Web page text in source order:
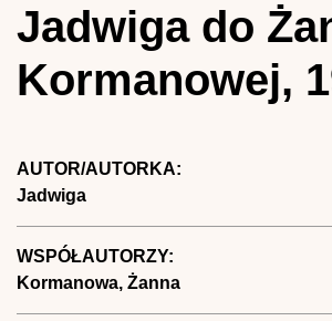
Jadwiga do
Kormanowej,
AUTOR/AUTORKA:
Jadwiga
WSPÓŁAUTORZY:
Kormanowa, Żanna